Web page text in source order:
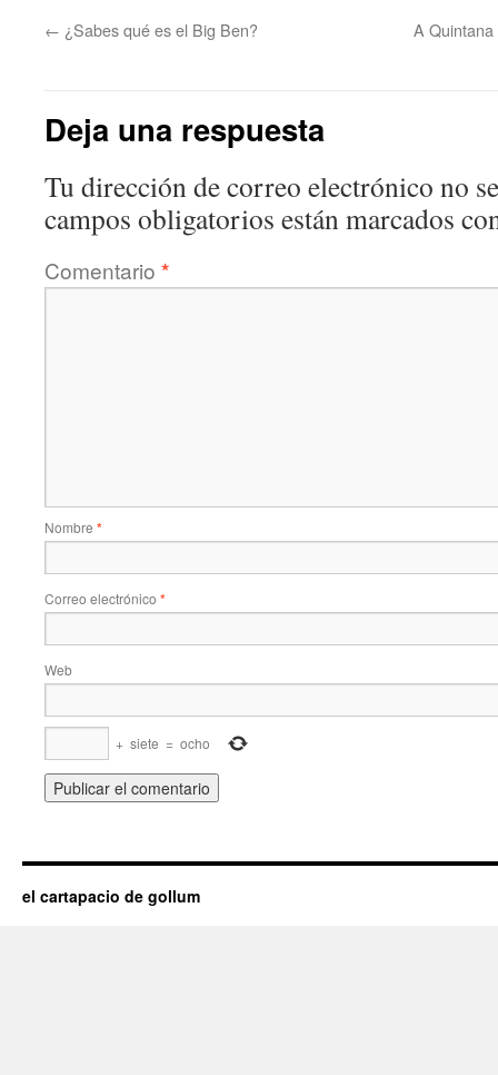
← ¿Sabes qué es el Big Ben? A
Deja una respuesta
Tu dirección de correo electrónico no
campos obligatorios están marcados
Comentario *
Nombre *
Correo electrónico *
Web
+ siete = ocho
el cartapacio de gollum